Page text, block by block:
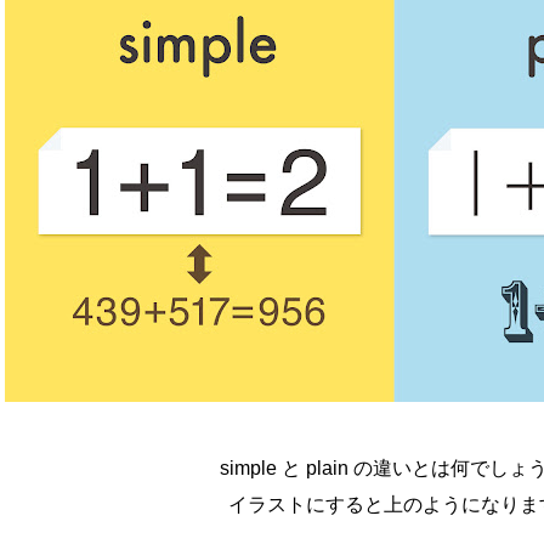
simple と plain の違いとは何でしょ
イラストにすると上のようになりま